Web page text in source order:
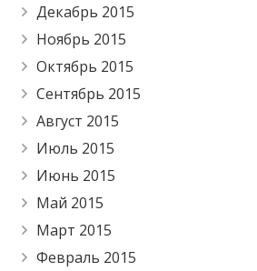
Декабрь 2015
Ноябрь 2015
Октябрь 2015
Сентябрь 2015
Август 2015
Июль 2015
Июнь 2015
Май 2015
Март 2015
Февраль 2015